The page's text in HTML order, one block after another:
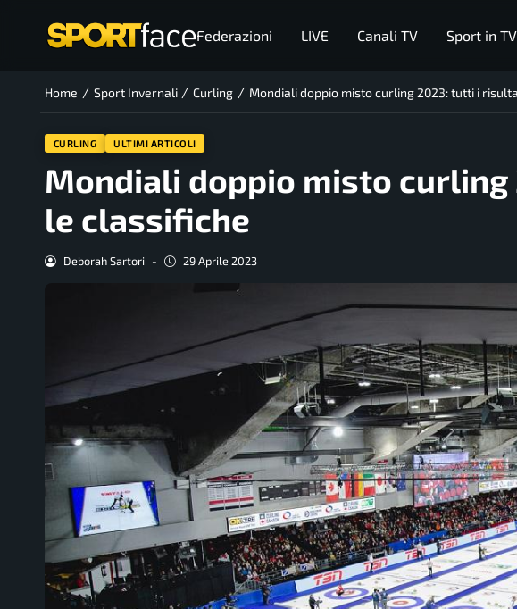
Federazioni LIVE Canali TV Sport in TV
Home / Sport Invernali / Curling / Mondiali doppio misto curling 2023: tutti i
CURLING ULTIMI ARTICOLI
Mondiali doppio misto
le classifiche
Deborah Sartori - 29 Aprile 2023